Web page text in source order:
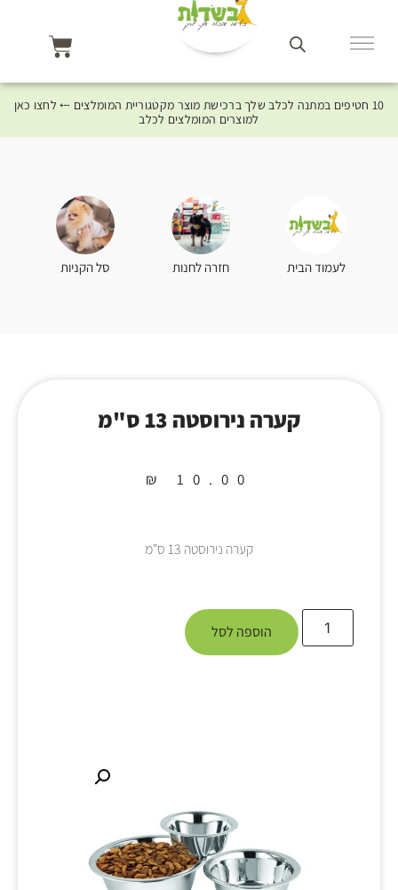
10 חטיפים במתנה לכלב שלך ברכישת מוצר מקטגוריית המומלצים ⤎ לחצו כאן
למוצרים המומלצים לכלב
לעמוד הבית חזרה לחנות סל הקניות
קערה נירוסטה 13 ס"מ
₪ 10.00
קערה נירוסטה 13 ס"מ
הוספה לסל